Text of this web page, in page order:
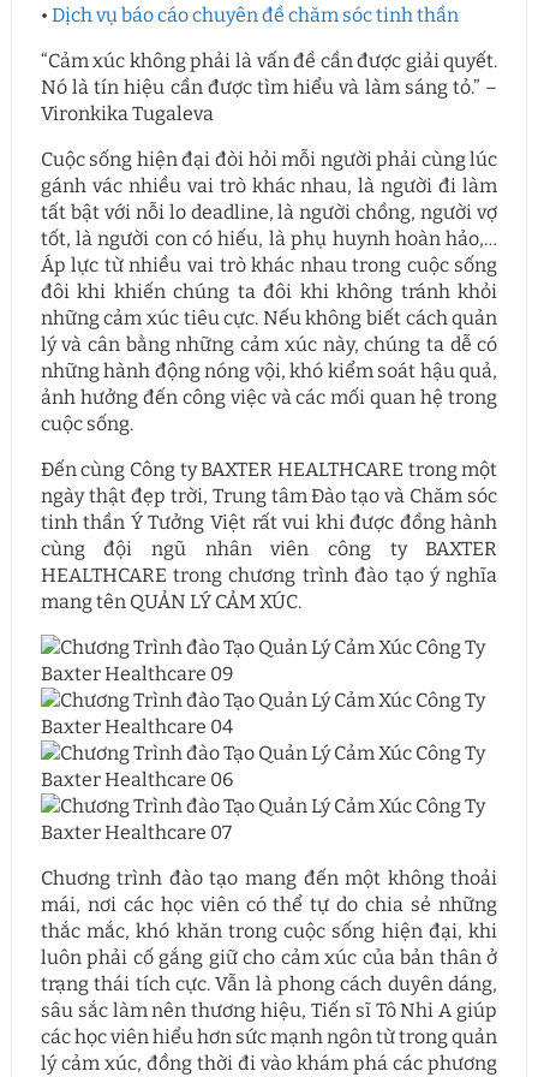
• Dịch vụ báo cáo chuyên đề chăm sóc tinh thần
“Cảm xúc không phải là vấn đề cần được giải quyết.
Nó là tín hiệu cần được tìm hiểu và làm sáng tỏ.” –
Vironkika Tugaleva
Cuộc sống hiện đại đòi hỏi mỗi người phải cùng lúc
gánh vác nhiều vai trò khác nhau, là người đi làm
tất bật với nỗi lo deadline, là người chồng, người vợ
tốt, là người con có hiếu, là phụ huynh hoàn hảo,…
Áp lực từ nhiều vai trò khác nhau trong cuộc sống
đôi khi khiến chúng ta đôi khi không tránh khỏi
những cảm xúc tiêu cực. Nếu không biết cách quản
lý và cân bằng những cảm xúc này, chúng ta dễ có
những hành động nóng vội, khó kiểm soát hậu quả,
ảnh hưởng đến công việc và các mối quan hệ trong
cuộc sống.
Đến cùng Công ty BAXTER HEALTHCARE trong một
ngày thật đẹp trời, Trung tâm Đào tạo và Chăm sóc
tinh thần Ý Tưởng Việt rất vui khi được đồng hành
cùng đội ngũ nhân viên công ty BAXTER
HEALTHCARE trong chương trình đào tạo ý nghĩa
mang tên QUẢN LÝ CẢM XÚC.
Chuơng trình đào tạo mang đến một không thoải
mái, nơi các học viên có thể tự do chia sẻ những
thắc mắc, khó khăn trong cuộc sống hiện đại, khi
luôn phải cố gắng giữ cho cảm xúc của bản thân ở
trạng thái tích cực. Vẫn là phong cách duyên dáng,
sâu sắc làm nên thương hiệu, Tiến sĩ Tô Nhi A giúp
các học viên hiểu hơn sức mạnh ngôn từ trong quản
lý cảm xúc, đồng thời đi vào khám phá các phương